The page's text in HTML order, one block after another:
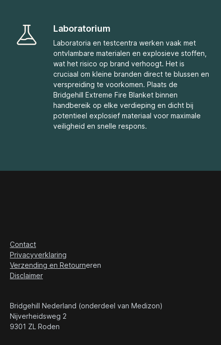
onze producten? Vraag dan geheel
Laboratorium
Laboratoria en testcentra werken vaak met
ontvlambare materialen en explosieve stoffen,
wat het risico op brand verhoogt. Het is
cruciaal om kleine branden direct te blussen en
verspreiding te voorkomen. Plaats de
Bridgehill Extreme Fire Blanket binnen
handbereik op elke verdieping en dicht bij
potentieel explosief materiaal voor maximale
veiligheid en snelle respons.
Contact
Privacyverklaring
Verzending en Retourneren
Disclaimer
Bridgehill Nederland (onderdeel van Medizon)
Nijverheidsweg 2
9301 ZL Roden